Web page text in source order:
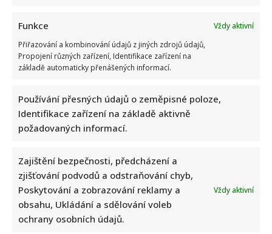
Funkce
Vždy aktivní
Přiřazování a kombinování údajů z jiných zdrojů údajů,
Propojení různých zařízení, Identifikace zařízení na
základě automaticky přenášených informací.
Používání přesných údajů o zeměpisné poloze,
Identifikace zařízení na základě aktivně
požadovaných informací.
Zajištění bezpečnosti, předcházení a
zjišťování podvodů a odstraňování chyb,
Poskytování a zobrazování reklamy a
obsahu, Ukládání a sdělování voleb
ochrany osobních údajů.
Vždy aktivní
Jméno*
E-mail*